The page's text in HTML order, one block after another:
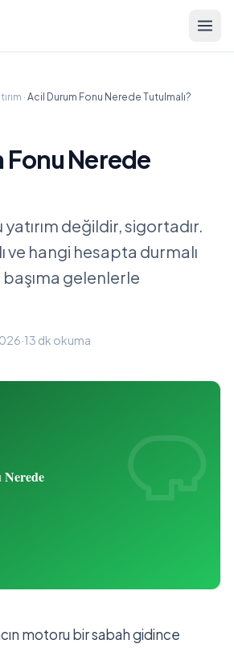
· Acil Durum Fonu Nerede Tutulmalı?
Fonu Nerede
değildir, sigortadır.
ve hangi hesapta durmalı
gelenlerle
·13 dk okuma
motoru bir sabah gidince